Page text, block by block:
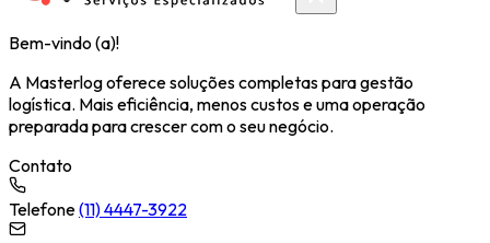
Bem-vindo (a)!
A Masterlog oferece soluções completas para gestão
logística. Mais eficiência, menos custos e uma operação
preparada para crescer com o seu negócio.
Contato
Telefone(11) 4447-3922